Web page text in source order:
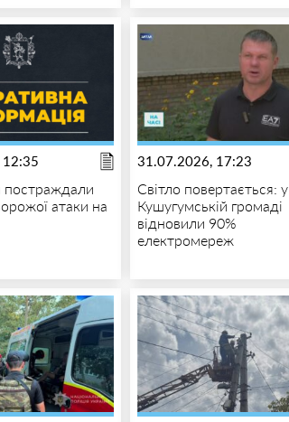
постраждали
атаки на
31.07.2026, 17:23
Світло повертається: у
Кушугумській громаді
відновили 90%
електромереж